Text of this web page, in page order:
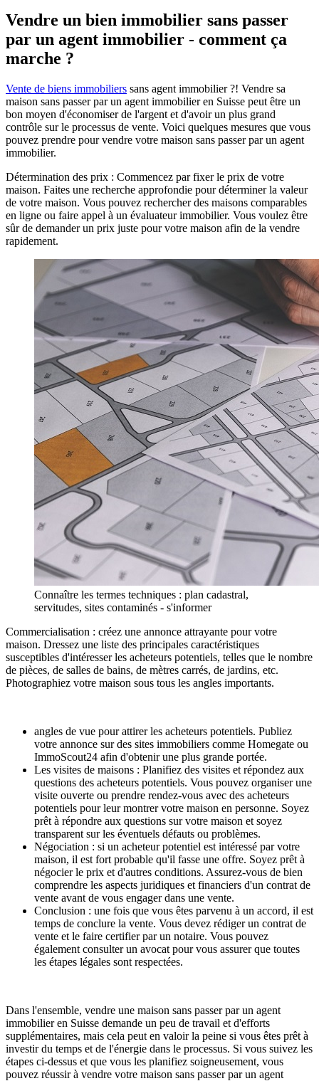
Vendre un bien immobilier sans passer
par un agent immobilier - comment ça
marche ?
Vente de biens immobiliers sans agent immobilier ?! Vendre sa
maison sans passer par un agent immobilier en Suisse peut être un
bon moyen d'économiser de l'argent et d'avoir un plus grand
contrôle sur le processus de vente. Voici quelques mesures que vous
pouvez prendre pour vendre votre maison sans passer par un agent
immobilier.
Détermination des prix : Commencez par fixer le prix de votre
maison. Faites une recherche approfondie pour déterminer la valeur
de votre maison. Vous pouvez rechercher des maisons comparables
en ligne ou faire appel à un évaluateur immobilier. Vous voulez être
sûr de demander un prix juste pour votre maison afin de la vendre
rapidement.
Connaître les termes techniques : plan cadastral,
servitudes, sites contaminés - s'informer
Commercialisation : créez une annonce attrayante pour votre
maison. Dressez une liste des principales caractéristiques
susceptibles d'intéresser les acheteurs potentiels, telles que le nombre
de pièces, de salles de bains, de mètres carrés, de jardins, etc.
Photographiez votre maison sous tous les angles importants.
angles de vue pour attirer les acheteurs potentiels. Publiez
votre annonce sur des sites immobiliers comme Homegate ou
ImmoScout24 afin d'obtenir une plus grande portée.
Les visites de maisons : Planifiez des visites et répondez aux
questions des acheteurs potentiels. Vous pouvez organiser une
visite ouverte ou prendre rendez-vous avec des acheteurs
potentiels pour leur montrer votre maison en personne. Soyez
prêt à répondre aux questions sur votre maison et soyez
transparent sur les éventuels défauts ou problèmes.
Négociation : si un acheteur potentiel est intéressé par votre
maison, il est fort probable qu'il fasse une offre. Soyez prêt à
négocier le prix et d'autres conditions. Assurez-vous de bien
comprendre les aspects juridiques et financiers d'un contrat de
vente avant de vous engager dans une vente.
Conclusion : une fois que vous êtes parvenu à un accord, il est
temps de conclure la vente. Vous devez rédiger un contrat de
vente et le faire certifier par un notaire. Vous pouvez
également consulter un avocat pour vous assurer que toutes
les étapes légales sont respectées.
Dans l'ensemble, vendre une maison sans passer par un agent
immobilier en Suisse demande un peu de travail et d'efforts
supplémentaires, mais cela peut en valoir la peine si vous êtes prêt à
investir du temps et de l'énergie dans le processus. Si vous suivez les
étapes ci-dessus et que vous les planifiez soigneusement, vous
pouvez réussir à vendre votre maison sans passer par un agent